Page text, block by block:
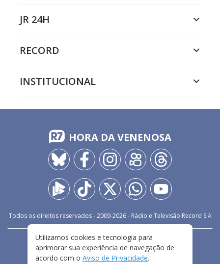
JR 24H
RECORD
INSTITUCIONAL
HORA DA VENENOSA
Todos os direitos reservados - 2009-2026- Rádio e Televisão Record S.A
FALE CONOSCO
PRIVACIDADE
TERMOS E CONDIÇÕES DE USO
Utilizamos cookies e tecnologia para
aprimorar sua experiência de navegação de
acordo com o Aviso de Privacidade.